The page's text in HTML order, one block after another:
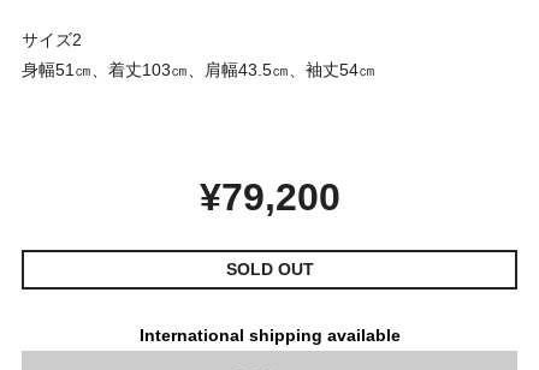
サイズ2
身幅51㎝、着丈103㎝、肩幅43.5㎝、袖丈54㎝
¥79,200
SOLD OUT
International shipping available